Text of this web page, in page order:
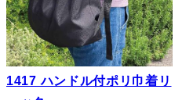
1417 ハンドル付ポリ巾着リ